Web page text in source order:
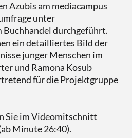
Azubis am mediacampus
unter
durchgeführt.
ein detailliertes Bild der
junger Menschen im
und Ramona Kosub
für die Projektgruppe
Sie im Videomitschnitt
Minute 26:40).